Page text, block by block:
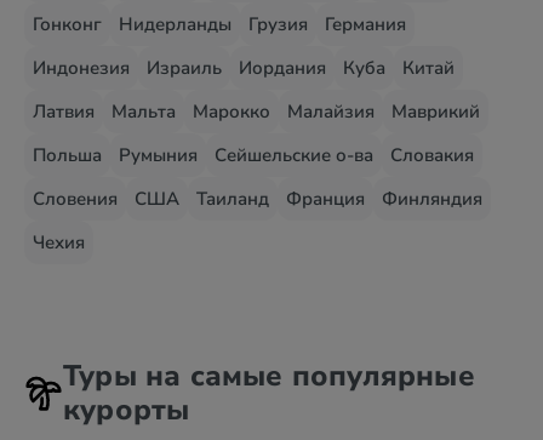
Гонконг Нидерланды Грузия
Германия
Индонезия
Израиль Иордания Куба
Китай
Латвия
Мальта Марокко Малайзия
Маврикий
Польша
Румыния Сейшельские о-ва
Словакия
Словения
США Таиланд Франция
Финляндия
Чехия
Туры на самые популярные
курорты